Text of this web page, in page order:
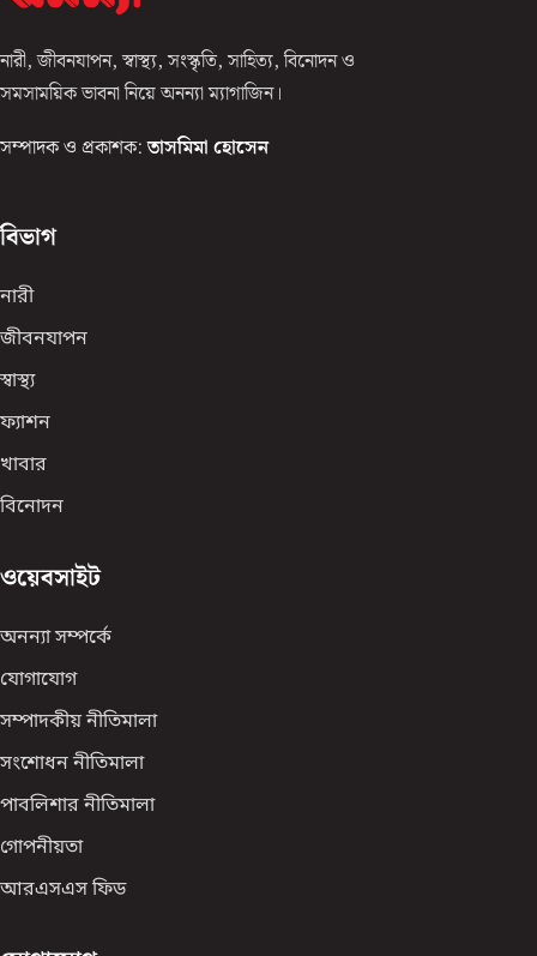
নারী, জীবনযাপন, স্বাস্থ্য, সংস্কৃতি, সাহিত্য, বিনোদন ও
সমসাময়িক ভাবনা নিয়ে অনন্যা ম্যাগাজিন।
সম্পাদক ও প্রকাশক: তাসমিমা হোসেন
বিভাগ
নারী
জীবনযাপন
স্বাস্থ্য
ফ্যাশন
খাবার
বিনোদন
ওয়েবসাইট
অনন্যা সম্পর্কে
যোগাযোগ
সম্পাদকীয় নীতিমালা
সংশোধন নীতিমালা
পাবলিশার নীতিমালা
গোপনীয়তা
আরএসএস ফিড